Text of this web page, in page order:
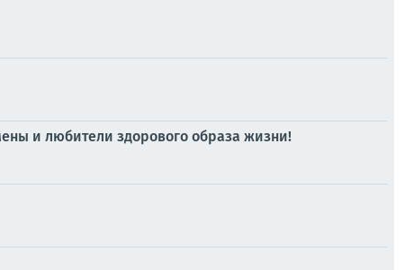
и любители здорового образа жизни!